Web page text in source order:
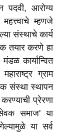
पदवी, आरोग्य
म्हणजे
संस्थाचे कार्य
तयार करणे हा
कार्यान्वित
ग्राम
संस्था स्थापन
प्रेरणा
समाज' या
या सर्व